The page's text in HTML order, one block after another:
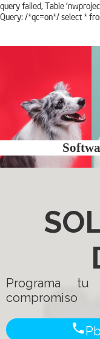
query failed, Table
Query: /*qc=on*/ select *
Programa tu
compromiso
phone